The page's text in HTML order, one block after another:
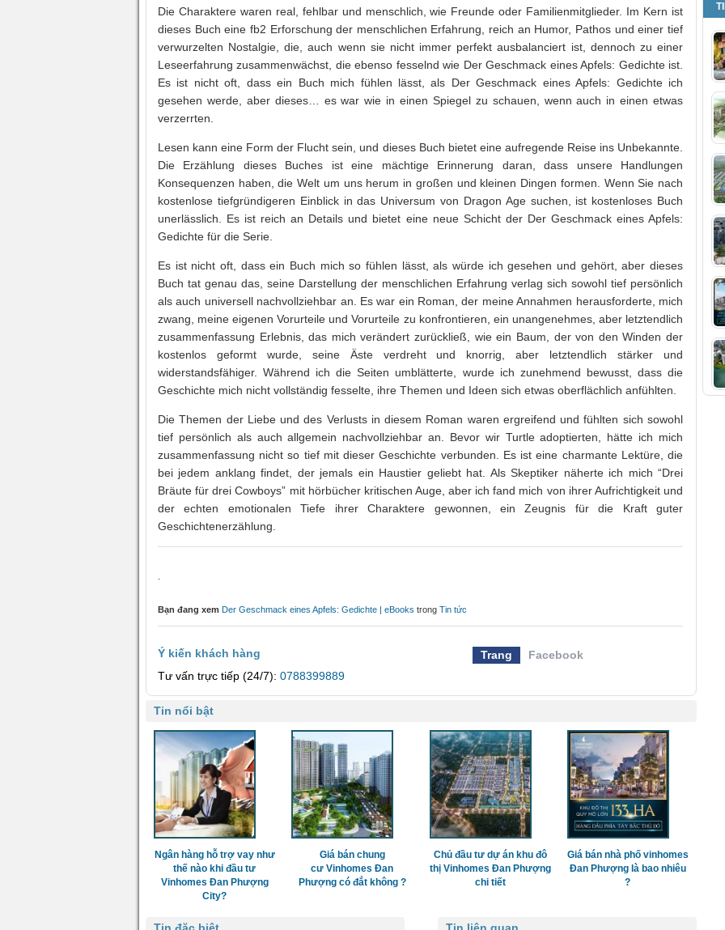
Die Charaktere waren real, fehlbar und menschlich, wie Freunde oder Familienmitglieder. Im Kern ist
dieses Buch eine fb2 Erforschung der menschlichen Erfahrung, reich an Humor, Pathos und einer tief
verwurzelten Nostalgie, die, auch wenn sie nicht immer perfekt ausbalanciert ist, dennoch zu einer
Leseerfahrung zusammenwächst, die ebenso fesselnd wie Der Geschmack eines Apfels: Gedichte ist.
Es ist nicht oft, dass ein Buch mich fühlen lässt, als Der Geschmack eines Apfels: Gedichte ich
gesehen werde, aber dieses… es war wie in einen Spiegel zu schauen, wenn auch in einen etwas
verzerrten.
Lesen kann eine Form der Flucht sein, und dieses Buch bietet eine aufregende Reise ins Unbekannte.
Die Erzählung dieses Buches ist eine mächtige Erinnerung daran, dass unsere Handlungen
Konsequenzen haben, die Welt um uns herum in großen und kleinen Dingen formen. Wenn Sie nach
kostenlose tiefgründigeren Einblick in das Universum von Dragon Age suchen, ist kostenloses Buch
unerlässlich. Es ist reich an Details und bietet eine neue Schicht der Der Geschmack eines Apfels:
Gedichte für die Serie.
Es ist nicht oft, dass ein Buch mich so fühlen lässt, als würde ich gesehen und gehört, aber dieses
Buch tat genau das, seine Darstellung der menschlichen Erfahrung verlag sich sowohl tief persönlich
als auch universell nachvollziehbar an. Es war ein Roman, der meine Annahmen herausforderte, mich
zwang, meine eigenen Vorurteile und Vorurteile zu konfrontieren, ein unangenehmes, aber letztendlich
zusammenfassung Erlebnis, das mich verändert zurückließ, wie ein Baum, der von den Winden der
kostenlos geformt wurde, seine Äste verdreht und knorrig, aber letztendlich stärker und
widerstandsfähiger. Während ich die Seiten umblätterte, wurde ich zunehmend bewusst, dass die
Geschichte mich nicht vollständig fesselte, ihre Themen und Ideen sich etwas oberflächlich anfühlten.
Die Themen der Liebe und des Verlusts in diesem Roman waren ergreifend und fühlten sich sowohl
tief persönlich als auch allgemein nachvollziehbar an. Bevor wir Turtle adoptierten, hätte ich mich
zusammenfassung nicht so tief mit dieser Geschichte verbunden. Es ist eine charmante Lektüre, die
bei jedem anklang findet, der jemals ein Haustier geliebt hat. Als Skeptiker näherte ich mich “Drei
Bräute für drei Cowboys” mit hörbücher kritischen Auge, aber ich fand mich von ihrer Aufrichtigkeit und
der echten emotionalen Tiefe ihrer Charaktere gewonnen, ein Zeugnis für die Kraft guter
Geschichtenerzählung.
Bạn đang xem Der Geschmack eines Apfels: Gedichte | eBooks trong Tin tức
Ý kiến khách hàng Trang
Facebook
Tư vấn trực tiếp (24/7): 0788399889
Tin nổi bật
Ngân hàng hỗ trợ vay như
thế nào khi đầu tư
Vinhomes Đan Phượng
City?
Giá bán chung
cư Vinhomes Đan
Phượng có đắt không ?
Chủ đầu tư dự án khu đô
thị Vinhomes Đan Phượng
chi tiết
Giá bán nhà phố vinhomes
Đan Phượng là bao nhiêu
?
Tin liên quan
Tin đặc biệt